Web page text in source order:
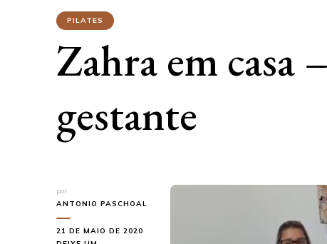
PILATES
Zahra em casa
gestante
por
ANTONIO PASCHOAL
21 DE MAIO DE 2020